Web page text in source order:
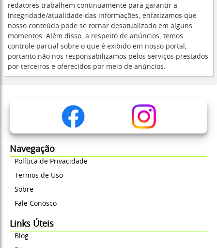
redatores trabalhem continuamente para garantir a
integridade/atualidade das informações, enfatizamos que
nosso conteúdo pode se tornar desatualizado em alguns
momentos. Além disso, a respeito de anúncios, temos
controle parcial sobre o que é exibido em nosso portal,
portanto não nos responsabilizamos pelos serviços prestados
por terceiros e oferecidos por meio de anúncios.
Navegação
Política de Privacidade
Termos de Uso
Sobre
Fale Conosco
Links Úteis
Blog